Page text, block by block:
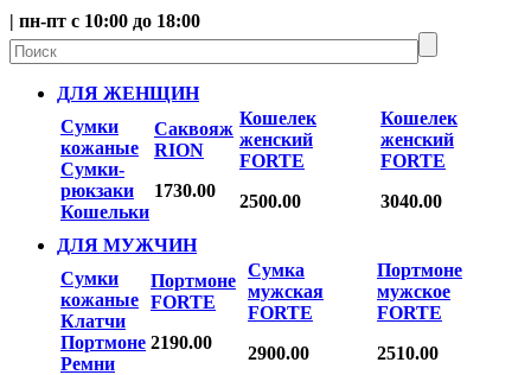
| пн-пт с 10:00 до 18:00
ДЛЯ ЖЕНЩИН
Сумки
кожаные
Сумки-
рюкзаки
Кошельки
Саквояж
RION
1730.00
Кошелек
женский
FORTE
2500.00
Кошелек
женский
FORTE
3040.00
ДЛЯ МУЖЧИН
Сумки
кожаные
Клатчи
Портмоне
Ремни
Портмоне
FORTE
2190.00
Сумка
мужская
FORTE
2900.00
Портмоне
мужское
FORTE
2510.00